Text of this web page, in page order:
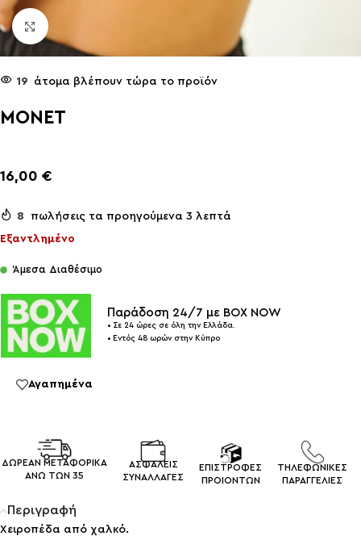
Click to enlarge
19 άτομα βλέπουν τώρα το προϊόν
MONET
16,00 €
8
πωλήσεις τα προηγούμενα 3 λεπτά
Εξαντλημένο
Άμεσα Διαθέσιμο
Παράδοση 24/7 με BOX NOW
• Σε 24 ώρες σε όλη την Ελλάδα.
• Εντός 48 ωρών στην Κύπρο
Αγαπημένα
ΔΩΡΕΑΝ ΜΕΤΑΦΟΡΙΚΑ
ΑΝΩ ΤΩΝ 35
ΑΣΦΑΛΕΙΣ
ΣΥΝΑΛΛΑΓEΣ
ΕΠΙΣΤΡΟΦΕΣ
ΠΡΟΙΟΝΤΩΝ
ΤΗΛΕΦΩΝΙΚΕΣ
ΠΑΡΑΓΓΕΛΙΕΣ
Περιγραφή
Χειροπέδα από χαλκό.